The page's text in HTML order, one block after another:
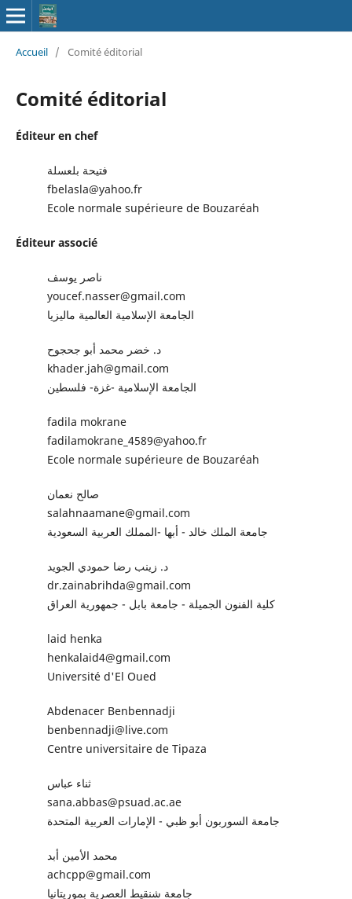
Accueil / Comité éditorial
Comité éditorial
Éditeur en chef
فتيحة بلعسلة
fbelasla@yahoo.fr
Ecole normale supérieure de Bouzaréah
Éditeur associé
ناصر يوسف
youcef.nasser@gmail.com
الجامعة الإسلامية العالمية ماليزيا
د. خضر محمد أبو جحجوح
khader.jah@gmail.com
الجامعة الإسلامية -غزة- فلسطين
fadila mokrane
fadilamokrane_4589@yahoo.fr
Ecole normale supérieure de Bouzaréah
صالح نعمان
salahnaamane@gmail.com
جامعة الملك خالد - أبها -المملك العربية السعودية
د. زينب رضا حمودي الجويد
dr.zainabrihda@gmail.com
كلية الفنون الجميلة - جامعة بابل - جمهورية العراق
laid henka
henkalaid4@gmail.com
Université d'El Oued
Abdenacer Benbennadji
benbennadji@live.com
Centre universitaire de Tipaza
ثناء عباس
sana.abbas@psuad.ac.ae
جامعة السوربون أبو ظبي - الإمارات العربية المتحدة
محمد الأمين أبد
achcpp@gmail.com
جامعة شنقيط العصرية بموريتانيا